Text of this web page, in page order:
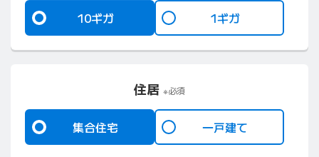
10ギガ
1ギガ
住居 ※必須
集合住宅 ⼀⼾建て